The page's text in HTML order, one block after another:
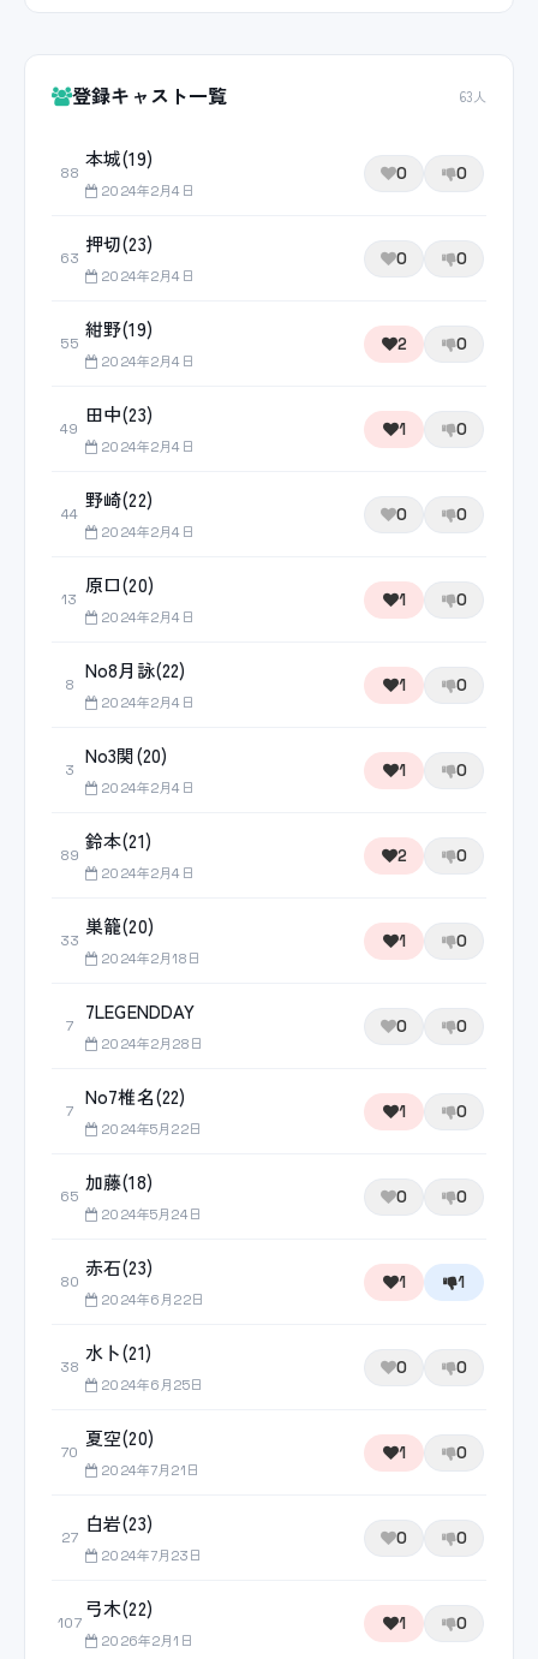
登録キャスト一覧 63人
88
本城(19)
2024年2月4日
0 0
63
押切(23)
2024年2月4日
0 0
55
紺野(19)
2024年2月4日
2 0
49
田中(23)
2024年2月4日
1 0
44
野崎(22)
2024年2月4日
0 0
13
原口(20)
2024年2月4日
1 0
8
No8月詠(22)
2024年2月4日
1 0
3
No3関(20)
2024年2月4日
1 0
89
鈴本(21)
2024年2月4日
2 0
33
巣籠(20)
2024年2月18日
1 0
7
7LEGENDDAY
2024年2月28日
0 0
7
No7椎名(22)
2024年5月22日
1 0
65
加藤(18)
2024年5月24日
0 0
80
赤石(23)
2024年6月22日
1 1
38
水卜(21)
2024年6月25日
0 0
70
夏空(20)
2024年7月21日
1 0
27
白岩(23)
2024年7月23日
0 0
107
弓木(22)
2026年2月1日
1 0